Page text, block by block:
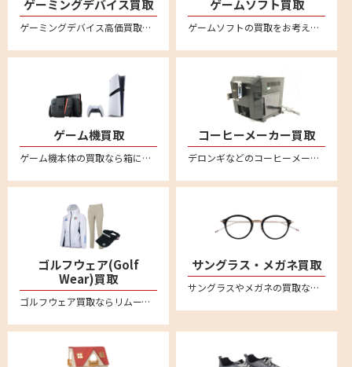
ゲーミングデバイス買取
ゲーミングデバイス高価買取。新品未使用品も中古品も幅広く買取ります。送料・査定料一切無料の宅配査定。ロジクールやレイザー、スティールシリーズ、ベンキュー、ダッキー、エイスース、ゼンエイムといった人気メーカー品のゲーミングマウスやキーボード、モニター、配信用マイク、プロコントローラー、アケコン、イヤホン、マウスパッド、ヘッドセット、プロジェクター、スピーカー等を中心に買取強化中
ゲームソフト買取
ゲームソフトの買取をお考えなら、まとめて箱に入れて送るだけ、送料無料・全国対応の便利な宅配買取サービス『reMOVE(リムーブ)』をご利用ください！ニンテンドー Switch（スイッチ/スイッチ2）、PS5（プレステ5）、PS4（プレステ4）など幅広く買取ります！ゲーム買取なら買取専門店リムーブにお任せください。
ゲーム機買取
ゲーム機本体の買取なら箱に詰めてご自宅から送るだけの便利な宅配買取専門店リムーブ。ニンテンドー Switchスイッチ/スイッチ2、PS5プレステ5、PS4プレステ4 などの最新からレトロゲームまでいろいろお売りいただけます。
コーヒーメーカー買取
デロンギなどのコーヒーメーカーを売るならリムーブへ。全国対応・送料無料の安心宅配買取
ゴルフウェア(Golf
Wear)買取
ゴルフウェア買取ならリムーブの宅配買取がおすすめ。パーリーゲイツやマーク&ロナ、キャロウェイなど有名ブランドなど多数ブランドを高価買取。レディース・メンズの商品お売りください。不要なゴルフウェアを自宅で箱に詰めて送るだけの簡単査定。全国対応・送料無料。LINEによるオンライン査定も便利
サングラス・メガネ買取
サングラスやメガネの買取ならリムーブの宅配買取が便利です。アヤメ、モスコット、アイヴァン7285、フォーナインズ、レイバンといった 人気ブランドのサングラスや眼鏡・メガネフレームを中心に買取強化中です